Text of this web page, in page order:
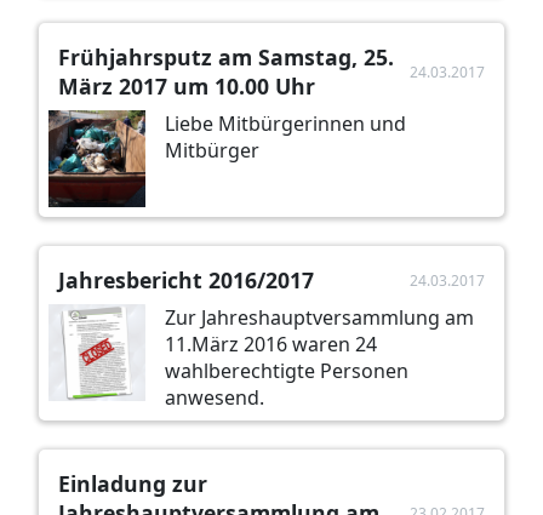
Frühjahrsputz am Samstag, 25.
März 2017 um 10.00 Uhr
24.03.2017
Liebe Mitbürgerinnen und
Mitbürger
Jahresbericht 2016/2017 24.03.2017
Zur Jahreshauptversammlung am
11.März 2016 waren 24
wahlberechtigte Personen
anwesend.
Einladung zur